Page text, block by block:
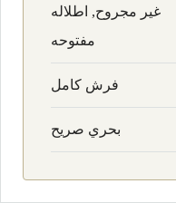
غير مجروح, اطلاله
مفتوحه
فرش كامل
بحري صريح